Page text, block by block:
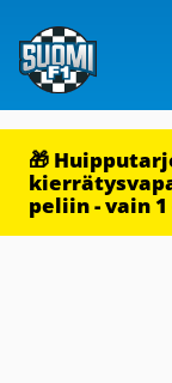
🎁
peliin - vain